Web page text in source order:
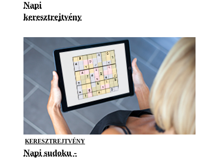
Napi
keresztrejtvény
KERESZTREJTVÉNY
Napi sudoku -